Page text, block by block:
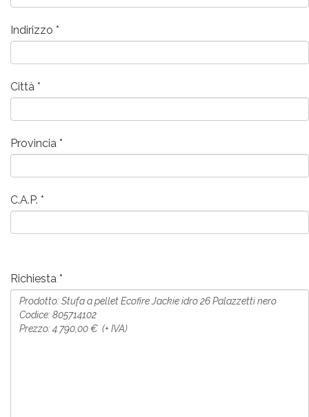
Indirizzo
Città
Provincia
C.A.P.
Richiesta